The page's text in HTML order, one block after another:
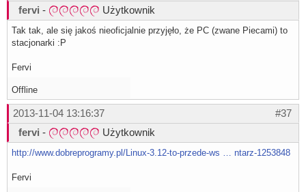
fervi - Użytkownik
Tak tak, ale się jakoś nieoficjalnie przyjęło, że PC (zwane Piecami) to
stacjonarki :P
Fervi
Offline
#37
2013-11-04 13:16:37
fervi - Użytkownik
http://www.dobreprogramy.pl/Linux-3.12-to-przede-ws … ntarz-1253848
Fervi